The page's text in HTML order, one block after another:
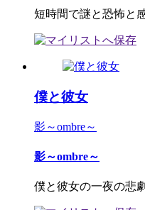
短時間で謎と恐怖と
僕と彼女
影～ombre～
影～ombre～
僕と彼女の一夜の悲劇